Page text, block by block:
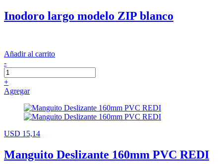
Inodoro largo modelo ZIP blanco
Añadir al carrito
-
+
Agregar
USD 15,14
Manguito Deslizante 160mm PVC REDI